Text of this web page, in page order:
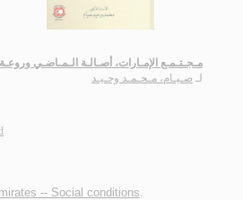
مـجـتـمـع الإمـارات، أصـالـة الـمـاضـي
لـ صـيـام، مـحـمـد وحـيـد
-- Social conditions.